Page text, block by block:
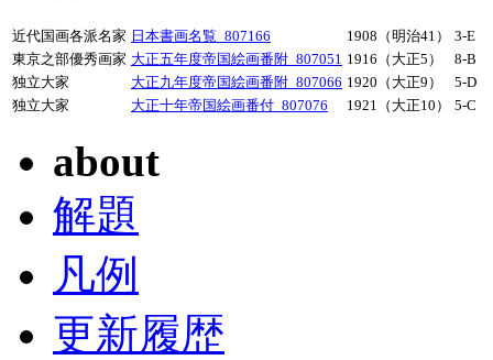
近代国画各派名家 日本書画名覧_807166 1908（明治41）
3-E
東京之部優秀画家 大正五年度帝国絵画番附_807051 1916（大正5）
8-B
独立大家
大正九年度帝国絵画番附_807066 1920（大正9）
5-D
独立大家
大正十年帝国絵画番付_807076 1921（大正10） 5-C
about
解題
凡例
更新履歴